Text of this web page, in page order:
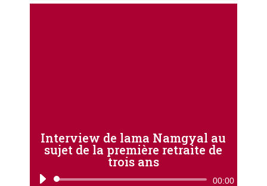
Interview de lama Namgyal au
sujet de la première retraite de
trois ans
Lecteur
00:00